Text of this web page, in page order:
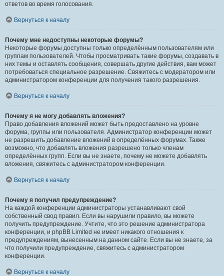
ответов во время голосования.
Вернуться к началу
Почему мне недоступны некоторые форумы?
Некоторые форумы доступны только определённым пользователям или
группам пользователей. Чтобы просматривать такие форумы, создавать в
них темы и оставлять сообщения, совершать другие действия, вам может
потребоваться специальное разрешение. Свяжитесь с модератором или
администратором конференции для получения такого разрешения.
Вернуться к началу
Почему я не могу добавлять вложения?
Право добавления вложений может быть предоставлено на уровне
форума, группы или пользователя. Администратор конференции может
не разрешить добавление вложений в определённых форумах. Также
возможно, что добавлять вложения разрешено только членам
определённых групп. Если вы не знаете, почему не можете добавлять
вложения, свяжитесь с администратором конференции.
Вернуться к началу
Почему я получил предупреждение?
На каждой конференции администраторы устанавливают свой
собственный свод правил. Если вы нарушили правило, вы можете
получить предупреждение. Учтите, что это решение администратора
конференции, и phpBB Limited не имеет никакого отношения к
предупреждениям, вынесенным на данном сайте. Если вы не знаете, за
что получили предупреждение, свяжитесь с администратором
конференции.
Вернуться к началу